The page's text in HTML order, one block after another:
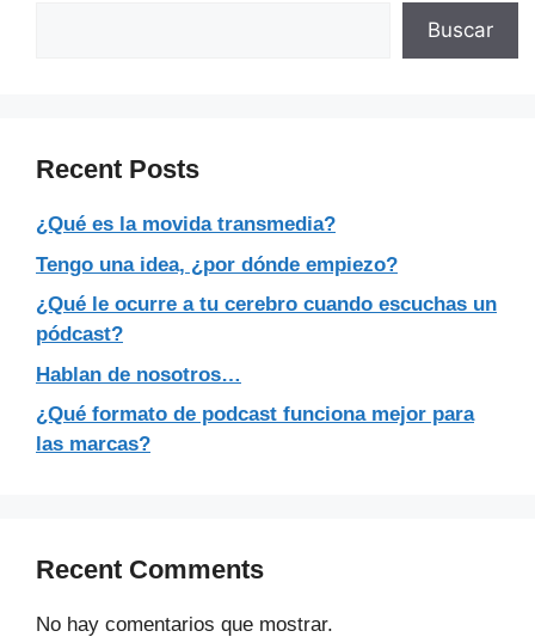
Buscar
Recent Posts
¿Qué es la movida transmedia?
Tengo una idea, ¿por dónde empiezo?
¿Qué le ocurre a tu cerebro cuando escuchas un
pódcast?
Hablan de nosotros…
¿Qué formato de podcast funciona mejor para
las marcas?
Recent Comments
No hay comentarios que mostrar.